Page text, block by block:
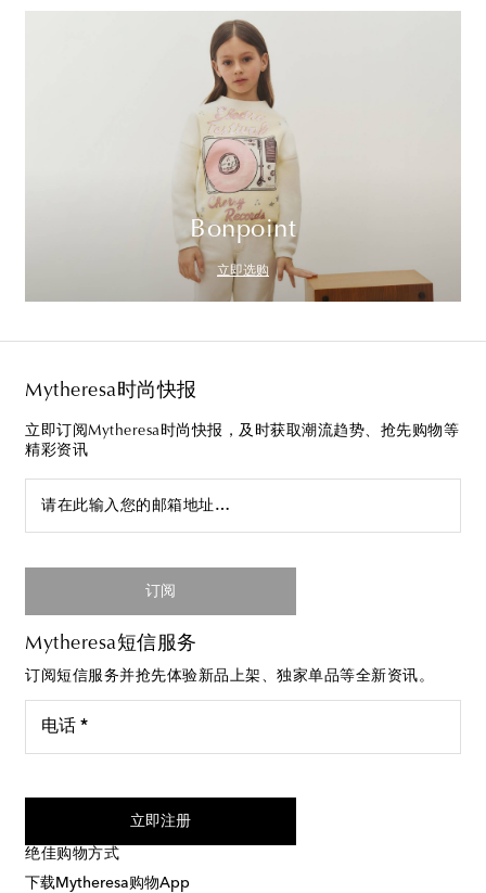
Bonpoint
立即选购
Mytheresa时尚快报
立即订阅Mytheresa时尚快报，及时获取潮流趋势、抢先购物等
精彩资讯
请在此输入您的邮箱地址…
订阅
Mytheresa短信服务
订阅短信服务并抢先体验新品上架、独家单品等全新资讯。
电话 *
立即注册
绝佳购物方式
下载Mytheresa购物App